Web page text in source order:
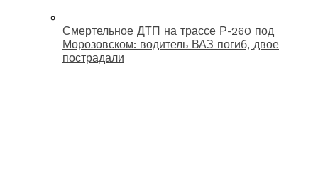
Смертельное ДТП на трассе Р-260 под
Морозовском: водитель ВАЗ погиб, двое
пострадали